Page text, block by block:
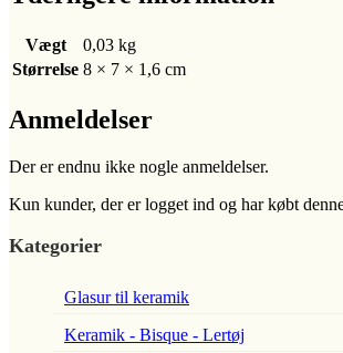
Vægt
0,03 kg
Størrelse 8 × 7 × 1,6 cm
Anmeldelser
Der er endnu ikke nogle anmeldelser.
Kun kunder, der er logget ind og har købt
Kategorier
Glasur til keramik
Keramik - Bisque - Lertøj